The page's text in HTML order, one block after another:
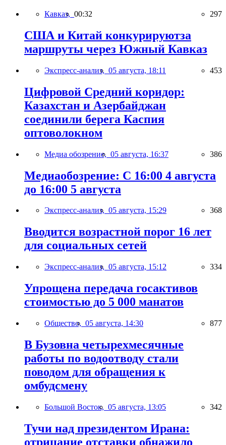
Кавказ, 00:32 297
США и Китай конкурируютза
маршруты через Южный Кавказ
Экспресс-анализ, 05 августа, 18:11 453
Цифровой Средний коридор:
Казахстан и Азербайджан
соединили берега Каспия
оптоволокном
Медиа обозрение, 05 августа, 16:37 386
Медиаобозрение: С 16:00 4 августа
до 16:00 5 августа
Экспресс-анализ, 05 августа, 15:29 368
Вводится возрастной порог 16 лет
для социальных сетей
Экспресс-анализ, 05 августа, 15:12 334
Упрощена передача госактивов
стоимостью до 5 000 манатов
Общество, 05 августа, 14:30 877
В Бузовна четырехмесячные
работы по водоотводу стали
поводом для обращения к
омбудсмену
Большой Восток, 05 августа, 13:05 342
Тучи над президентом Ирана:
отрицание отставки обнажило